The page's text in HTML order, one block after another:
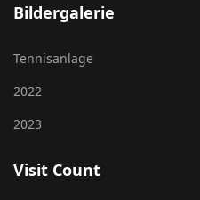
Bildergalerie
Tennisanlage
2022
2023
Visit Count